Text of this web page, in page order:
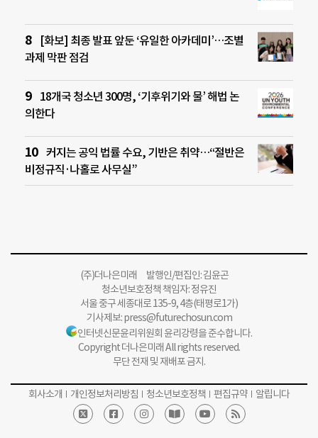
[화보] 최종 발표 앞둔 ‘유일한 아카데미’…조별
과제 막판 점검
18개국 청소년 300명, ‘기후위기와 물’ 해법 논
의한다
커지는 공익 법률 수요, 기반은 취약…“절반은
비정규직·나홀로 사무실”
(주)더나은미래 발행인/편집인: 김윤곤
청소년보호정책 책임자: 정유진
서울 중구 세종대로 135-9, 4층(태평로1가)
기사제보:press@futurechosun.com
인터넷신문윤리위원회 윤리강령을 준수합니다.
Copyright 더나은미래 All rights reserved.
무단 전재 및 재배포 금지.
회사소개 개인정보처리방침 청소년보호정책 편집규약 알립니다